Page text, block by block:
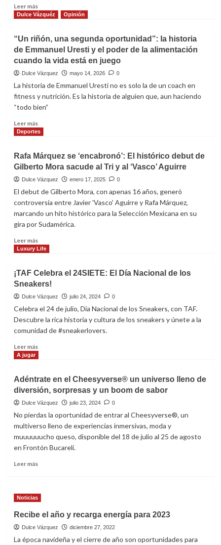
Leer másLeer
más
impulsa
histórica
alianza
internacional
proteger
sus
ecosistemas
Dulce Vázquéz Opinión
“Un riñón, una segunda oportunidad”: la historia
de Emmanuel Uresti y el poder de la alimentación
cuando la vida está en juego
Dulce Vázquez mayo 14, 2026 0
La historia de Emmanuel Uresti no es solo la de un coach en
fitness y nutrición. Es la historia de alguien que, aun haciendo
“todo bien”
Leer másLeer
más
riñón,
una
segunda
historia
de
Emmanuel
y
el
de
la
cuando
la
vida
está
juego
Deportes
Rafa Márquez se ‘encabronó’: El histórico debut de
Gilberto Mora sacude al Tri y al ‘Vasco’ Aguirre
Dulce Vázquez enero 17, 2025 0
El debut de Gilberto Mora, con apenas 16 años, generó
controversia entre Javier 'Vasco' Aguirre y Rafa Márquez,
marcando un hito histórico para la Selección Mexicana en su
gira por Sudamérica.
Leer másLeer
más
Márquez
se
‘encabronó’:
debut
de
Mora
sacude
Tri
y
‘Vasco’
Aguirre
Luxury Life
¡TAF Celebra el 24SIETE: El Día Nacional de los
Sneakers!
Dulce Vázquez julio 24, 2024 0
Celebra el 24 de julio, Día Nacional de los Sneakers, con TAF.
Descubre la rica historia y cultura de los sneakers y únete a la
comunidad de #sneakerlovers.
Leer másLeer
Celebra
el
24SIETE:
Nacional
de
los
A jugar
Adéntrate en el Cheesyverse® un universo lleno de
diversión, sorpresas y un boom de sabor
Dulce Vázquez julio 23, 2024 0
No pierdas la oportunidad de entrar al Cheesyverse®, un
multiverso lleno de experiencias inmersivas, moda y
muuuuuucho queso, disponible del 18 de julio al 25 de agosto
en Frontón Bucareli.
Leer másLeer
en
Cheesyverse®
un
universo
Noticias
Recibe el año y recarga energía para 2023
Dulce Vázquez diciembre 27, 2022
La época navideña y el cierre de año son oportunidades para